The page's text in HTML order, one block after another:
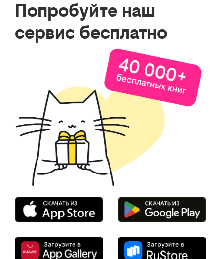
Попробуйте наш
сервис бесплатно